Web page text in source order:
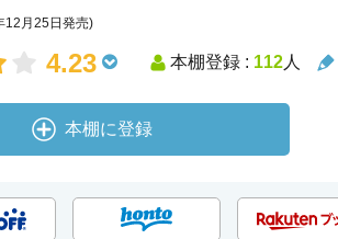
12月25日発売)
4.23 本棚登録 : 112人
本棚に登録